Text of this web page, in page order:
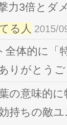
力3倍とダ
る人 2015/
全体的に「
りがとう
の意味的
持ちの敵